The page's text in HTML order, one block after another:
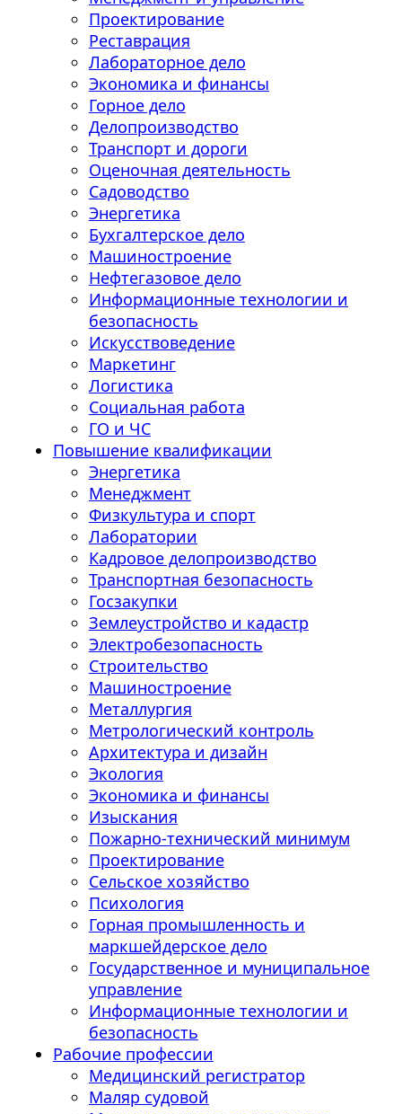
Проектирование
Реставрация
Лабораторное дело
Экономика и финансы
Горное дело
Делопроизводство
Транспорт и дороги
Оценочная деятельность
Садоводство
Энергетика
Бухгалтерское дело
Машиностроение
Нефтегазовое дело
Информационные технологии и
безопасность
Искусствоведение
Маркетинг
Логистика
Социальная работа
ГО и ЧС
Повышение квалификации
Энергетика
Менеджмент
Физкультура и спорт
Лаборатории
Кадровое делопроизводство
Транспортная безопасность
Госзакупки
Землеустройство и кадастр
Электробезопасность
Строительство
Машиностроение
Металлургия
Метрологический контроль
Архитектура и дизайн
Экология
Экономика и финансы
Изыскания
Пожарно-технический минимум
Проектирование
Сельское хозяйство
Психология
Горная промышленность и
маркшейдерское дело
Государственное и муниципальное
управление
Информационные технологии и
безопасность
Рабочие профессии
Медицинский регистратор
Маляр судовой